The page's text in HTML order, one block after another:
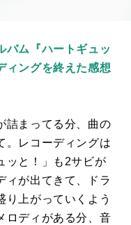
ム『ハートギュッ
ィングを終えた感想
詰まってる分、曲の
。レコーディングは
ッと！」も2サビが
ィが出てきて、ドラ
り上がっていくよう
ロディがある分、音